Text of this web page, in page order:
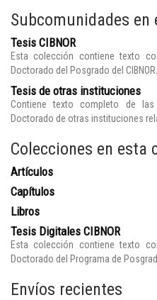
Subcomunidades
Tesis CIBNOR
Esta colección contiene texto
Doctorado del Posgrado del CIBNOR.
Tesis de otras instituciones
Contiene texto completo de
Doctorado de otras instituciones
Colecciones en esta
Artículos
Capítulos
Libros
Tesis Digitales CIBNOR
Esta colección contiene texto
Doctorado del Programa de
Envíos recientes